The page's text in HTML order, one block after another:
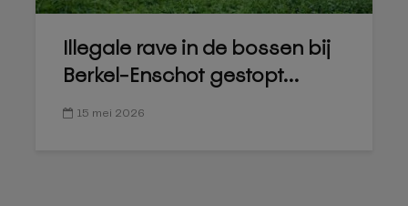
Illegale rave in de bossen bij
Berkel-Enschot gestopt...
15 mei 2026